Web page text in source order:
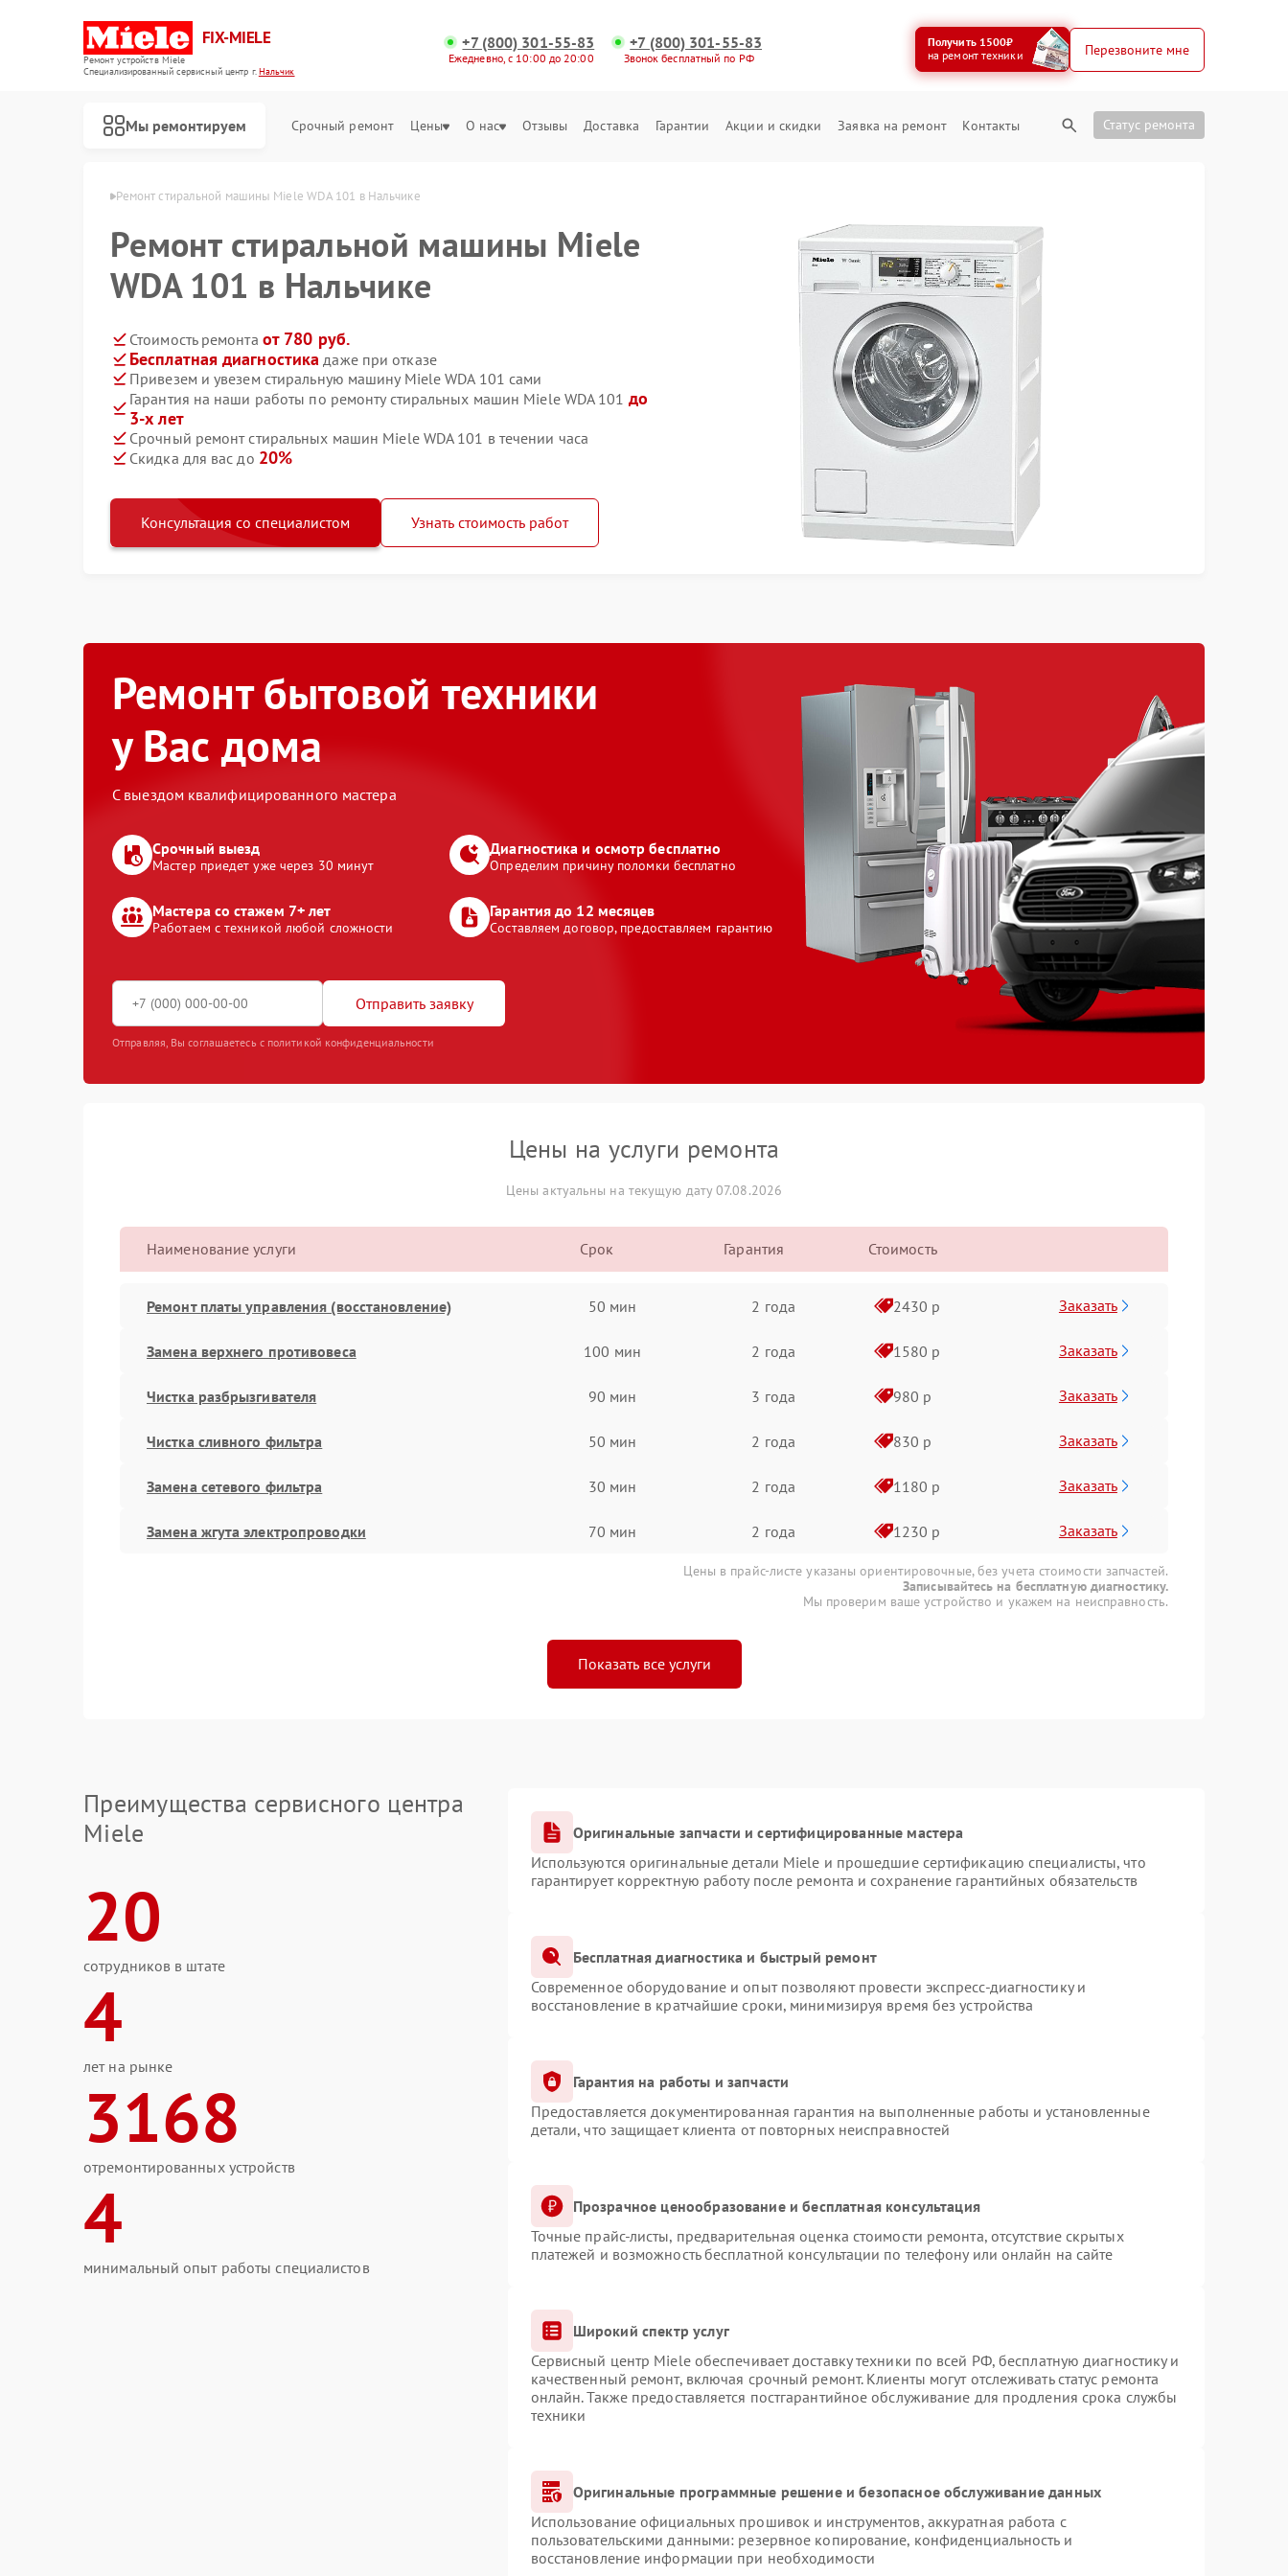
FIX-MIELE
Ремонт устройств Miele
Специализированный cервисный центр г.Нальчик
+7 (800) 301-55-83
Ежедневно, с 10:00 до 20:00
+7 (800) 301-55-83
Звонок бесплатный по РФ
Получить 1500₽
на ремонт техники
Перезвоните мне
Мы ремонтируем Срочный ремонт Цены О нас Отзывы Доставка Гарантии Акции и скидки Заявка на ремонт Контакты Статус ремонта
Ремонт стиральной машины Miele WDA 101 в Нальчике
Ремонт стиральной машины Miele
WDA 101 в Нальчике
Стоимость ремонта от 780 руб.
Бесплатная диагностика даже при отказе
Привезем и увезем стиральную машину Miele WDA 101 сами
Гарантия на наши работы по ремонту стиральных машин Miele WDA 101 до
3-х лет
Срочный ремонт стиральных машин Miele WDA 101 в течении часа
Скидка для вас до 20%
Консультация со специалистом Узнать стоимость работ
Ремонт бытовой техники
у Вас дома
С выездом квалифицированного мастера
Срочный выезд
Мастер приедет уже через 30 минут
Диагностика и осмотр бесплатно
Определим причину поломки бесплатно
Мастера со стажем 7+ лет
Работаем с техникой любой сложности
Гарантия до 12 месяцев
Составляем договор, предоставляем гарантию
Отправить заявку
Отправляя, Вы соглашаетесь с политикой конфиденциальности
Цены на услуги ремонта
Цены актуальны на текущую дату 07.08.2026
Наименование услуги Срок Гарантия Стоимость
Ремонт платы управления (восстановление) 50 мин 2 года 2430 р Заказать
Замена верхнего противовеса 100 мин 2 года 1580 р Заказать
Чистка разбрызгивателя 90 мин 3 года 980 р Заказать
Чистка сливного фильтра 50 мин 2 года 830 р Заказать
Замена сетевого фильтра 30 мин 2 года 1180 р Заказать
Замена жгута электропроводки 70 мин 2 года 1230 р Заказать
Цены в прайс-листе указаны ориентировочные, без учета стоимости запчастей.
Записывайтесь на бесплатную диагностику.
Мы проверим ваше устройство и укажем на неисправность.
Показать все услуги
Преимущества сервисного центра
Miele
20
сотрудников в штате
4
лет на рынке
3168
отремонтированных устройств
4
минимальный опыт работы специалистов
Оригинальные запчасти и сертифицированные мастера
Используются оригинальные детали Miele и прошедшие сертификацию специалисты, что
гарантирует корректную работу после ремонта и сохранение гарантийных обязательств
Бесплатная диагностика и быстрый ремонт
Современное оборудование и опыт позволяют провести экспресс-диагностику и
восстановление в кратчайшие сроки, минимизируя время без устройства
Гарантия на работы и запчасти
Предоставляется документированная гарантия на выполненные работы и установленные
детали, что защищает клиента от повторных неисправностей
Прозрачное ценообразование и бесплатная консультация
Точные прайс-листы, предварительная оценка стоимости ремонта, отсутствие скрытых
платежей и возможность бесплатной консультации по телефону или онлайн на сайте
Широкий спектр услуг
Сервисный центр Miele обеспечивает доставку техники по всей РФ, бесплатную диагностику и
качественный ремонт, включая срочный ремонт. Клиенты могут отслеживать статус ремонта
онлайн. Также предоставляется постгарантийное обслуживание для продления срока службы
техники
Оригинальные программные решение и безопасное обслуживание данных
Использование официальных прошивок и инструментов, аккуратная работа с
пользовательскими данными: резервное копирование, конфиденциальность и
восстановление информации при необходимости